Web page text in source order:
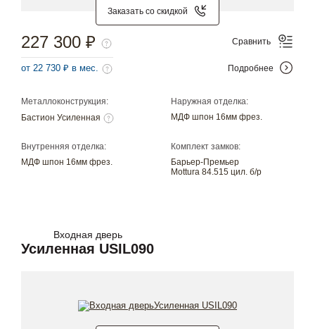
Заказать со скидкой
Металлоконструкция:
Бастион Усиленная
Наружная отделка:
МДФ шпон 16мм фрез.
Внутренняя отделка:
МДФ шпон 16мм фрез.
Комплект замков:
Барьер-Премьер
Mottura 84.515 цил. б/р
227 300 ₽
от 22 730 ₽ в мес.
Сравнить
Подробнее
Входная дверь
Усиленная USIL090